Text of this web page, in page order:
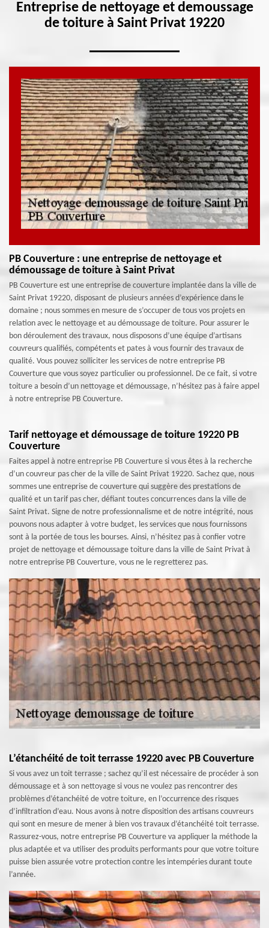
Entreprise de nettoyage et demoussage
de toiture à Saint Privat 19220
PB Couverture : une entreprise de nettoyage et
démoussage de toiture à Saint Privat
PB Couverture est une entreprise de couverture implantée dans la ville de
Saint Privat 19220, disposant de plusieurs années d’expérience dans le
domaine ; nous sommes en mesure de s’occuper de tous vos projets en
relation avec le nettoyage et au démoussage de toiture. Pour assurer le
bon déroulement des travaux, nous disposons d’une équipe d’artisans
couvreurs qualifiés, compétents et pates à vous fournir des travaux de
qualité. Vous pouvez solliciter les services de notre entreprise PB
Couverture que vous soyez particulier ou professionnel. De ce fait, si votre
toiture a besoin d’un nettoyage et démoussage, n’hésitez pas à faire appel
à notre entreprise PB Couverture.
Tarif nettoyage et démoussage de toiture 19220 PB
Couverture
Faites appel à notre entreprise PB Couverture si vous êtes à la recherche
d’un couvreur pas cher de la ville de Saint Privat 19220. Sachez que, nous
sommes une entreprise de couverture qui suggère des prestations de
qualité et un tarif pas cher, défiant toutes concurrences dans la ville de
Saint Privat. Signe de notre professionnalisme et de notre intégrité, nous
pouvons nous adapter à votre budget, les services que nous fournissons
sont à la portée de tous les bourses. Ainsi, n’hésitez pas à confier votre
projet de nettoyage et démoussage toiture dans la ville de Saint Privat à
notre entreprise PB Couverture, vous ne le regretterez pas.
L’étanchéité de toit terrasse 19220 avec PB Couverture
Si vous avez un toit terrasse ; sachez qu’il est nécessaire de procéder à son
démoussage et à son nettoyage si vous ne voulez pas rencontrer des
problèmes d’étanchéité de votre toiture, en l’occurrence des risques
d’infiltration d’eau. Nous avons à notre disposition des artisans couvreurs
qui sont en mesure de mener à bien vos travaux d’étanchéité toit terrasse.
Rassurez-vous, notre entreprise PB Couverture va appliquer la méthode la
plus adaptée et va utiliser des produits performants pour que votre toiture
puisse bien assurée votre protection contre les intempéries durant toute
l’année.